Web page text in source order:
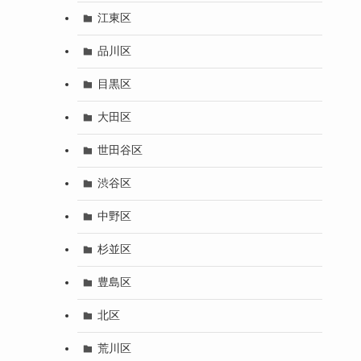
江東区
品川区
目黒区
大田区
世田谷区
渋谷区
中野区
杉並区
豊島区
北区
荒川区